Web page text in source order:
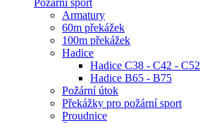
Požární sport
Armatury
60m překážek
100m překážek
Hadice
Hadice C38 - C42 - C52
Hadice B65 - B75
Požární útok
Překážky pro požární sport
Proudnice